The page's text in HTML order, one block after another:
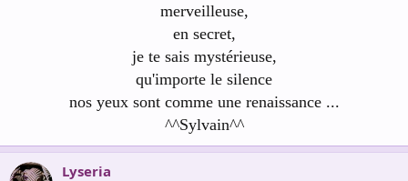
merveilleuse,
en secret,
je te sais mystérieuse,
qu'importe le silence
nos yeux sont comme une renaissance ...
^^Sylvain^^
Lyseria